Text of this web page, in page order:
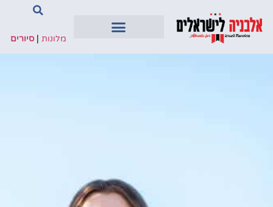
מלונות |סיורים